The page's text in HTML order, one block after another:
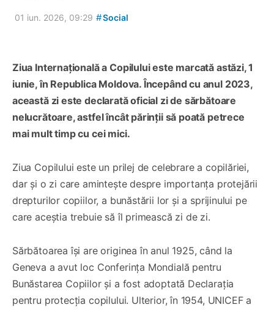
01 iun. 2026, 09:29 #Social
Ziua Internațională a Copilului este marcată astăzi, 1
iunie, în Republica Moldova. Începând cu anul 2023,
această zi este declarată oficial zi de sărbătoare
nelucrătoare, astfel încât părinții să poată petrece
mai mult timp cu cei mici.
Ziua Copilului este un prilej de celebrare a copilăriei,
dar și o zi care amintește despre importanța protejării
drepturilor copiilor, a bunăstării lor și a sprijinului pe
care aceștia trebuie să îl primească zi de zi.
Sărbătoarea își are originea în anul 1925, când la
Geneva a avut loc Conferința Mondială pentru
Bunăstarea Copiilor și a fost adoptată Declarația
pentru protecția copilului. Ulterior, în 1954, UNICEF a